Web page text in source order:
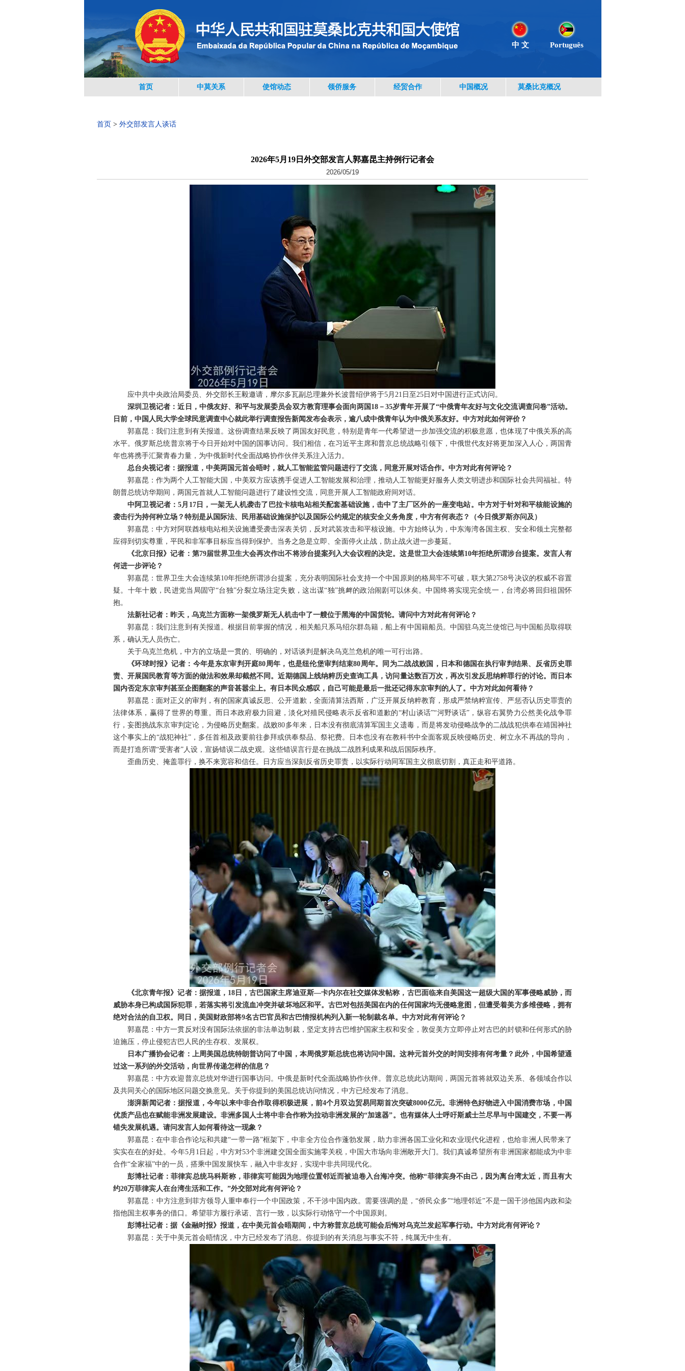
中 文 Português
首页 中莫关系 使馆动态 领侨服务 经贸合作 中国概况 莫桑比克概况
首页 > 外交部发言人谈话
2026年5月19日外交部发言人郭嘉昆主持例行记者会
2026/05/19
应中共中央政治局委员、外交部长王毅邀请，摩尔多瓦副总理兼外长波普绍伊将于5月21日至25日对中国进行正式访问。
深圳卫视记者：近日，中俄友好、和平与发展委员会双方教育理事会面向两国18－35岁青年开展了“中俄青年友好与文化交流调查问卷”活动。
日前，中国人民大学全球民意调查中心就此举行调查报告新闻发布会表示，逾八成中俄青年认为中俄关系友好。中方对此如何评价？
郭嘉昆：我们注意到有关报道。这份调查结果反映了两国友好民意，特别是青年一代希望进一步加强交流的积极意愿，也体现了中俄关系的高
水平。俄罗斯总统普京将于今日开始对中国的国事访问。我们相信，在习近平主席和普京总统战略引领下，中俄世代友好将更加深入人心，两国青
年也将携手汇聚青春力量，为中俄新时代全面战略协作伙伴关系注入活力。
总台央视记者：据报道，中美两国元首会晤时，就人工智能监管问题进行了交流，同意开展对话合作。中方对此有何评论？
郭嘉昆：作为两个人工智能大国，中美双方应该携手促进人工智能发展和治理，推动人工智能更好服务人类文明进步和国际社会共同福祉。特
朗普总统访华期间，两国元首就人工智能问题进行了建设性交流，同意开展人工智能政府间对话。
中阿卫视记者：5月17日，一架无人机袭击了巴拉卡核电站相关配套基础设施，击中了主厂区外的一座变电站。中方对于针对和平核能设施的
袭击行为持何种立场？特别是从国际法、民用基础设施保护以及国际公约规定的核安全义务角度，中方有何表态？（今日俄罗斯亦问及）
郭嘉昆：中方对阿联酋核电站相关设施遭受袭击深表关切，反对武装攻击和平核设施。中方始终认为，中东海湾各国主权、安全和领土完整都
应得到切实尊重，平民和非军事目标应当得到保护。当务之急是立即、全面停火止战，防止战火进一步蔓延。
《北京日报》记者：第79届世界卫生大会再次作出不将涉台提案列入大会议程的决定。这是世卫大会连续第10年拒绝所谓涉台提案。发言人有
何进一步评论？
郭嘉昆：世界卫生大会连续第10年拒绝所谓涉台提案，充分表明国际社会支持一个中国原则的格局牢不可破，联大第2758号决议的权威不容置
疑。十年十败，民进党当局固守“台独”分裂立场注定失败，这出谋“独”挑衅的政治闹剧可以休矣。中国终将实现完全统一，台湾必将回归祖国怀
抱。
法新社记者：昨天，乌克兰方面称一架俄罗斯无人机击中了一艘位于黑海的中国货轮。请问中方对此有何评论？
郭嘉昆：我们注意到有关报道。根据目前掌握的情况，相关船只系马绍尔群岛籍，船上有中国籍船员。中国驻乌克兰使馆已与中国船员取得联
系，确认无人员伤亡。
关于乌克兰危机，中方的立场是一贯的、明确的，对话谈判是解决乌克兰危机的唯一可行出路。
《环球时报》记者：今年是东京审判开庭80周年，也是纽伦堡审判结束80周年。同为二战战败国，日本和德国在执行审判结果、反省历史罪
责、开展国民教育等方面的做法和效果却截然不同。近期德国上线纳粹历史查询工具，访问量达数百万次，再次引发反思纳粹罪行的讨论。而日本
国内否定东京审判甚至企图翻案的声音甚嚣尘上。有日本民众感叹，自己可能是最后一批还记得东京审判的人了。中方对此如何看待？
郭嘉昆：面对正义的审判，有的国家真诚反思、公开道歉，全面清算法西斯，广泛开展反纳粹教育，形成严禁纳粹宣传、严惩否认历史罪责的
法律体系，赢得了世界的尊重。而日本政府极力回避，淡化对殖民侵略表示反省和道歉的“村山谈话”“河野谈话”，纵容右翼势力公然美化战争罪
行，妄图挑战东京审判定论，为侵略历史翻案。战败80多年来，日本没有彻底清算军国主义遗毒，而是将发动侵略战争的二战战犯供奉在靖国神社
这个事实上的“战犯神社”，多任首相及政要前往参拜或供奉祭品、祭祀费。日本也没有在教科书中全面客观反映侵略历史、树立永不再战的导向，
而是打造所谓“受害者”人设，宣扬错误二战史观。这些错误言行是在挑战二战胜利成果和战后国际秩序。
歪曲历史、掩盖罪行，换不来宽容和信任。日方应当深刻反省历史罪责，以实际行动同军国主义彻底切割，真正走和平道路。
《北京青年报》记者：据报道，18日，古巴国家主席迪亚斯—卡内尔在社交媒体发帖称，古巴面临来自美国这一超级大国的军事侵略威胁，而
威胁本身已构成国际犯罪，若落实将引发流血冲突并破坏地区和平。古巴对包括美国在内的任何国家均无侵略意图，但遭受着美方多维侵略，拥有
绝对合法的自卫权。同日，美国财政部将9名古巴官员和古巴情报机构列入新一轮制裁名单。中方对此有何评论？
郭嘉昆：中方一贯反对没有国际法依据的非法单边制裁，坚定支持古巴维护国家主权和安全，敦促美方立即停止对古巴的封锁和任何形式的胁
迫施压，停止侵犯古巴人民的生存权、发展权。
日本广播协会记者：上周美国总统特朗普访问了中国，本周俄罗斯总统也将访问中国。这种元首外交的时间安排有何考量？此外，中国希望通
过这一系列的外交活动，向世界传递怎样的信息？
郭嘉昆：中方欢迎普京总统对华进行国事访问。中俄是新时代全面战略协作伙伴。普京总统此访期间，两国元首将就双边关系、各领域合作以
及共同关心的国际地区问题交换意见。关于你提到的美国总统访问情况，中方已经发布了消息。
澎湃新闻记者：据报道，今年以来中非合作取得积极进展，前4个月双边贸易同期首次突破8000亿元。非洲特色好物进入中国消费市场，中国
优质产品也在赋能非洲发展建设。非洲多国人士将中非合作称为拉动非洲发展的“加速器”。也有媒体人士呼吁斯威士兰尽早与中国建交，不要一再
错失发展机遇。请问发言人如何看待这一现象？
郭嘉昆：在中非合作论坛和共建“一带一路”框架下，中非全方位合作蓬勃发展，助力非洲各国工业化和农业现代化进程，也给非洲人民带来了
实实在在的好处。今年5月1日起，中方对53个非洲建交国全面实施零关税，中国大市场向非洲敞开大门。我们真诚希望所有非洲国家都能成为中非
合作“全家福”中的一员，搭乘中国发展快车，融入中非友好，实现中非共同现代化。
彭博社记者：菲律宾总统马科斯称，菲律宾可能因为地理位置邻近而被迫卷入台海冲突。他称“菲律宾身不由己，因为离台湾太近，而且有大
约20万菲律宾人在台湾生活和工作。”外交部对此有何评论？
郭嘉昆：中方注意到菲方领导人重申奉行一个中国政策，不干涉中国内政。需要强调的是，“侨民众多”“地理邻近”不是一国干涉他国内政和染
指他国主权事务的借口。希望菲方履行承诺、言行一致，以实际行动恪守一个中国原则。
彭博社记者：据《金融时报》报道，在中美元首会晤期间，中方称普京总统可能会后悔对乌克兰发起军事行动。中方对此有何评论？
郭嘉昆：关于中美元首会晤情况，中方已经发布了消息。你提到的有关消息与事实不符，纯属无中生有。